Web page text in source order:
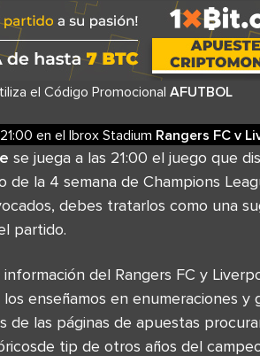
el Código Promocional AFUTBOL
21:00 en el Ibrox Stadium Rangers FC v
se juega a las 21:00 el juego que
de la 4 semana de Champions
debes tratarlos como una
partido.
del Rangers FC y
enseñamos en enumeraciones y
de las páginas de apuestas
tip de otros años del